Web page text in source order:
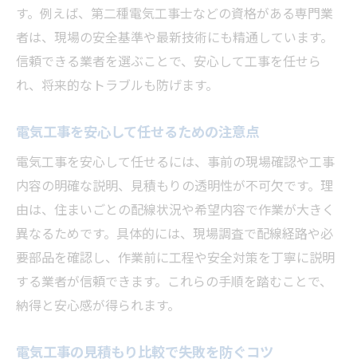
す。例えば、第二種電気工事士などの資格がある専門業
者は、現場の安全基準や最新技術にも精通しています。
信頼できる業者を選ぶことで、安心して工事を任せら
れ、将来的なトラブルも防げます。
電気工事を安心して任せるための注意点
電気工事を安心して任せるには、事前の現場確認や工事
内容の明確な説明、見積もりの透明性が不可欠です。理
由は、住まいごとの配線状況や希望内容で作業が大きく
異なるためです。具体的には、現場調査で配線経路や必
要部品を確認し、作業前に工程や安全対策を丁寧に説明
する業者が信頼できます。これらの手順を踏むことで、
納得と安心感が得られます。
電気工事の見積もり比較で失敗を防ぐコツ